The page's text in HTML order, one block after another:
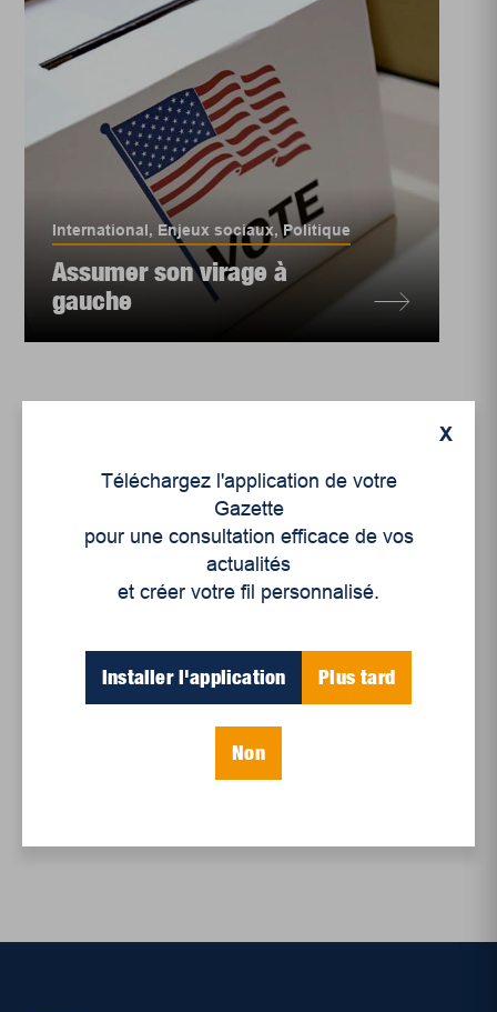
International, Enjeux sociaux,Politique
Assumer son virage à
gauche
Populiste, par stratégie
X
Téléchargez l'application de votre
Gazette
pour une consultation efficace de vos
actualités
et créer votre fil personnalisé.
Installer l'application Plus tard
Non